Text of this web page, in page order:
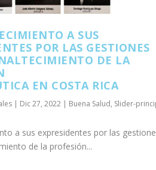
A SUS
POR LAS GESTIONES
DE LA
EN COSTA RICA
| Dic 27, 2022 | Buena Salud, Slider-
a sus expresidentes por las
de la profesión...